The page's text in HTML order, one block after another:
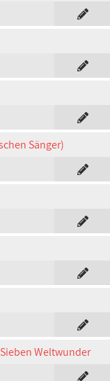
Sänger)
Weltwunder